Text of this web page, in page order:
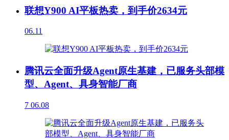
联想Y900 AI平板热卖，到手价2634元
06.11
腾讯云全面升级Agent原生基建，已服务头部模
型、Agent、具身智能厂商
7 06.08